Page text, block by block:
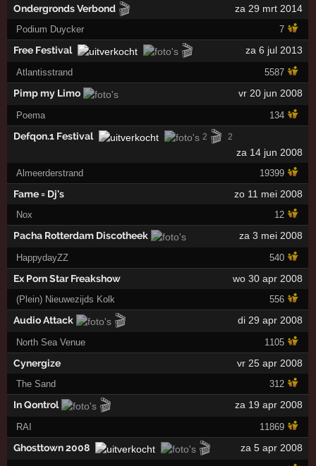
Ondergronds Verbond 🎬 za 29 mrt 2014
Podium Duycker 7
Free Festival 🎬 za 6 jul 2013
Atlantisstrand 5587
Pimp my Limo vr 20 jun 2008
Poema 134
Defqon.1 Festival 2 🎬 2
za 14 jun 2008
Almeerderstrand 19399
Fame = Dj's zo 11 mei 2008
Nox 12
Pacha Rotterdam Discotheek za 3 mei 2008
HappydayZZ 540
Ex Porn Star Freakshow wo 30 apr 2008
(Plein) Nieuwezijds Kolk 556
Audio Attack 🎬 di 29 apr 2008
North Sea Venue 1105
Cynergize vr 25 apr 2008
The Sand 312
In Qontrol 🎬 za 19 apr 2008
RAI 11869
Ghosttown 2008 🎬 za 5 apr 2008